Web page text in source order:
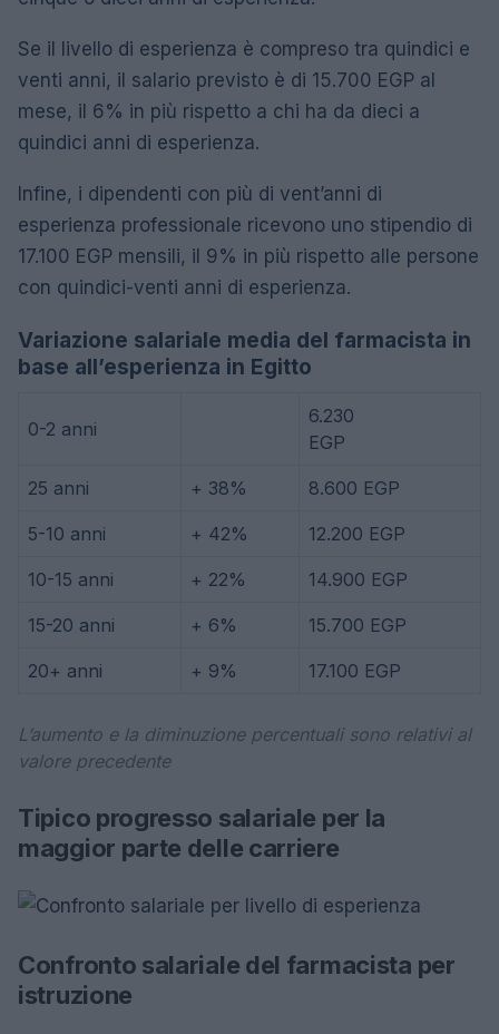
Se il livello di esperienza è compreso tra quindici e
venti anni, il salario previsto è di 15.700 EGP al
mese, il 6% in più rispetto a chi ha da dieci a
quindici anni di esperienza.
Infine, i dipendenti con più di vent’anni di
esperienza professionale ricevono uno stipendio di
17.100 EGP mensili, il 9% in più rispetto alle persone
con quindici-venti anni di esperienza.
Variazione salariale media del farmacista in
base all’esperienza in Egitto
0-2 anni
6.230
EGP
25 anni + 38% 8.600 EGP
5-10 anni + 42% 12.200 EGP
10-15 anni + 22% 14.900 EGP
15-20 anni + 6% 15.700 EGP
20+ anni + 9% 17.100 EGP
L’aumento e la diminuzione percentuali sono relativi al
valore precedente
Tipico progresso salariale per la
maggior parte delle carriere
Confronto salariale del farmacista per
istruzione